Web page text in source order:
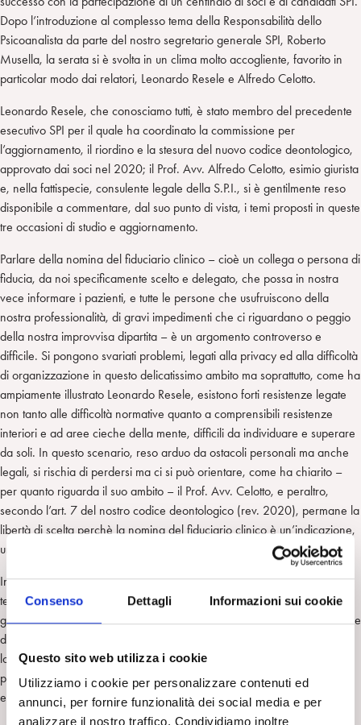
Consenso Dettagli Informazioni sui cookie
Questo sito web utilizza i cookie
Utilizziamo i cookie per personalizzare contenuti ed
annunci, per fornire funzionalità dei social media e per
analizzare il nostro traffico. Condividiamo inoltre
Dopo l’introduzione al complesso tema della Responsabilità dello
Psicoanalista da parte del nostro segretario generale SPI, Roberto
Musella, la serata si è svolta in un clima molto accogliente, favorito in
particolar modo dai relatori, Leonardo Resele e Alfredo Celotto.
Leonardo Resele, che conosciamo tutti, è stato membro del precedente
esecutivo SPI per il quale ha coordinato la commissione per
l’aggiornamento, il riordino e la stesura del nuovo codice deontologico,
approvato dai soci nel 2020; il Prof. Avv. Alfredo Celotto, esimio giurista
e, nella fattispecie, consulente legale della S.P.I., si è gentilmente reso
disponibile a commentare, dal suo punto di vista, i temi proposti in queste
tre occasioni di studio e aggiornamento.
Parlare della nomina del fiduciario clinico – cioè un collega o persona di
fiducia, da noi specificamente scelto e delegato, che possa in nostra
vece informare i pazienti, e tutte le persone che usufruiscono della
nostra professionalità, di gravi impedimenti che ci riguardano o peggio
della nostra improvvisa dipartita – è un argomento controverso e
difficile. Si pongono svariati problemi, legati alla privacy ed alla difficoltà
di organizzazione in questo delicatissimo ambito ma soprattutto, come ha
ampiamente illustrato Leonardo Resele, esistono forti resistenze legate
non tanto alle difficoltà normative quanto a comprensibili resistenze
interiori e ad aree cieche della mente, difficili da individuare e superare
da soli. In questo scenario, reso arduo da ostacoli personali ma anche
legali, si rischia di perdersi ma ci si può orientare, come ha chiarito –
per quanto riguarda il suo ambito – il Prof. Avv. Celotto, e peraltro,
secondo l’art. 7 del nostro codice deontologico (rev. 2020), permane la
libertà di scelta perchè la nomina del fiduciario clinico è un’indicazione,
un consiglio e non necessariamente un obbligo.
In sintesi, stiamo trattando della possibilità di continuare a – o meglio di
terminare di – prenderci cura dei nostri pazienti nel caso insorgano
gravi impedimenti o post-mortem, preoccupandoci che la comunicazione
di tali gravi evenienze avvenga con modalità che rappresentino una
logica prosecuzione del setting nel quale abbiamo lavorato e,
preferibilmente, per voce di un collega psicoanalista da noi
espressamente designato.